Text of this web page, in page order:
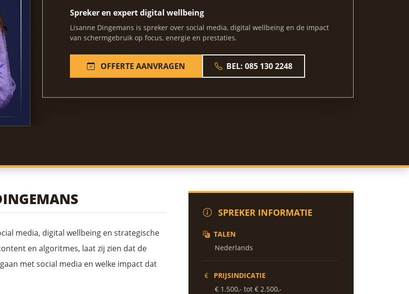
Spreker en expert digital wellbeing
Lisanne Dingemans is spreker over social media, digital wellbeing en de impact
van schermgebruik op focus, energie en prestaties.
OFFERTE AANVRAGEN BEL: 085 130 2248
media, digital wellbeing en strategische
en algoritmes, laat zij zien dat de
met social media en welke impact dat
SPREKER INFORMATIE
TALEN
Nederlands
PRIJSINDICATIE
€ 1.500,- tot € 2.500,-